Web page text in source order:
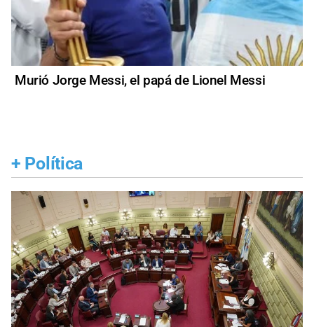
Murió Jorge Messi, el papá de Lionel Messi
+ Política